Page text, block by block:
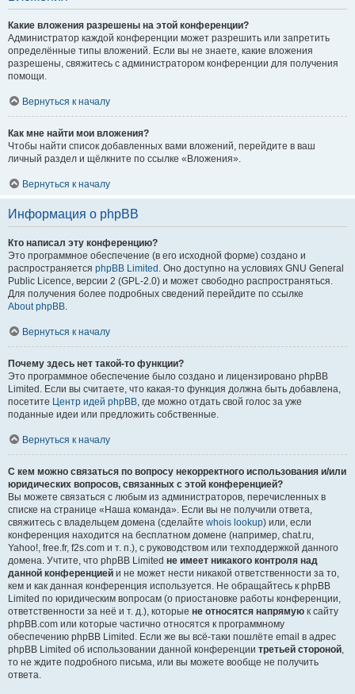
Какие вложения разрешены на этой конференции?
Администратор каждой конференции может разрешить или запретить
определённые типы вложений. Если вы не знаете, какие вложения
разрешены, свяжитесь с администратором конференции для получения
помощи.
Вернуться к началу
Как мне найти мои вложения?
Чтобы найти список добавленных вами вложений, перейдите в ваш
личный раздел и щёлкните по ссылке «Вложения».
Вернуться к началу
Информация о phpBB
Кто написал эту конференцию?
Это программное обеспечение (в его исходной форме) создано и
распространяется phpBB Limited . Оно доступно на условиях GNU General
Public Licence, версии 2 (GPL-2.0) и может свободно распространяться.
Для получения более подробных сведений перейдите по ссылке
About phpBB.
Вернуться к началу
Почему здесь нет такой-то функции?
Это программное обеспечение было создано и лицензировано phpBB
Limited. Если вы считаете, что какая-то функция должна быть добавлена,
посетите Центр идей phpBB, где можно отдать свой голос за уже
поданные идеи или предложить собственные.
Вернуться к началу
С кем можно связаться по вопросу некорректного использования и/или
юридических вопросов, связанных с этой конференцией?
Вы можете связаться с любым из администраторов, перечисленных в
списке на странице «Наша команда». Если вы не получили ответа,
свяжитесь с владельцем домена (сделайте whois lookup) или, если
конференция находится на бесплатном домене (например, chat.ru,
Yahoo!, free.fr, f2s.com и т. п.), с руководством или техподдержкой данного
домена. Учтите, что phpBB Limited не имеет никакого контроля над
данной конференцией и не может нести никакой ответственности за то,
кем и как данная конференция используется. Не обращайтесь к phpBB
Limited по юридическим вопросам (о приостановке работы конференции,
ответственности за неё и т. д.), которые не относятся напрямую к сайту
phpBB.com или которые частично относятся к программному
обеспечению phpBB Limited. Если же вы всё-таки пошлёте email в адрес
phpBB Limited об использовании данной конференции третьей стороной,
то не ждите подробного письма, или вы можете вообще не получить
ответа.